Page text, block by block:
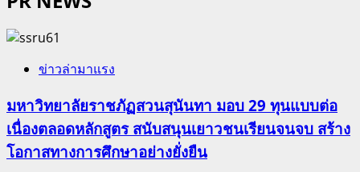
ข่าวล่ามาแรง
มหาวิทยาลัยราชภัฏสวนสุนันทา มอบ 29 ทุนแบบต่อ
เนื่องตลอดหลักสูตร สนับสนุนเยาวชนเรียนจนจบ สร้าง
โอกาสทางการศึกษาอย่างยั่งยืน